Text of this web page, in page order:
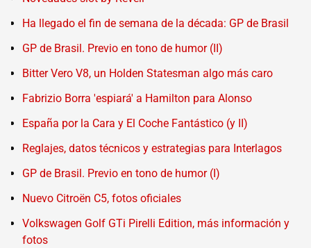
Ha llegado el fin de semana de la década: GP de Brasil
GP de Brasil. Previo en tono de humor (II)
Bitter Vero V8, un Holden Statesman algo más caro
Fabrizio Borra 'espiará' a Hamilton para Alonso
España por la Cara y El Coche Fantástico (y II)
Reglajes, datos técnicos y estrategias para Interlagos
GP de Brasil. Previo en tono de humor (I)
Nuevo Citroën C5, fotos oficiales
Volkswagen Golf GTi Pirelli Edition, más información y
fotos